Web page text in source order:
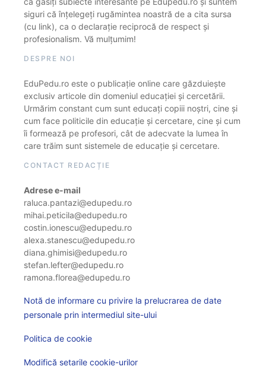
siguri că înțelegeți rugămintea noastră de a cita sursa
(cu link), ca o declarație reciprocă de respect și
profesionalism. Vă mulțumim!
DESPRE NOI
EduPedu.ro este o publicație online care găzduiește
exclusiv articole din domeniul educației și cercetării.
Urmărim constant cum sunt educați copiii noștri, cine și
cum face politicile din educație și cercetare, cine și cum
îi formează pe profesori, cât de adecvate la lumea în
care trăim sunt sistemele de educație și cercetare.
CONTACT REDACȚIE
Adrese e-mail
raluca.pantazi@edupedu.ro
mihai.peticila@edupedu.ro
costin.ionescu@edupedu.ro
alexa.stanescu@edupedu.ro
diana.ghimisi@edupedu.ro
stefan.lefter@edupedu.ro
ramona.florea@edupedu.ro
Notă de informare cu privire la prelucrarea de date
personale prin intermediul site-ului
Politica de cookie
Modifică setarile cookie-urilor